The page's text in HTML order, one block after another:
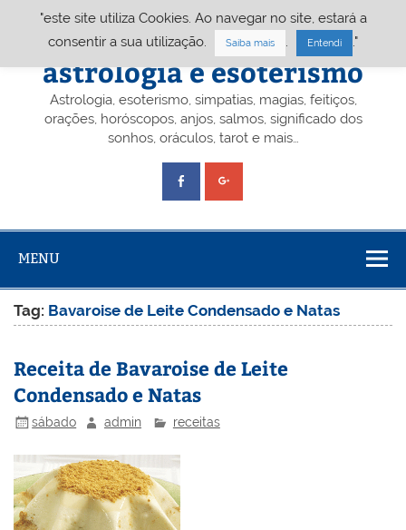
Portal A&E – Portal
astrologia e esoterismo
Astrologia, esoterismo, simpatias, magias, feitiços,
orações, horóscopos, anjos, salmos, significado dos
sonhos, oráculos, tarot e mais…
MENU
Tag: Bavaroise de Leite Condensado e Natas
Receita de Bavaroise de Leite
Condensado e Natas
sábado admin receitas
"este site utiliza Cookies. Ao navegar no site, estará a
consentir a sua utilização.
Saiba mais Entendi ."